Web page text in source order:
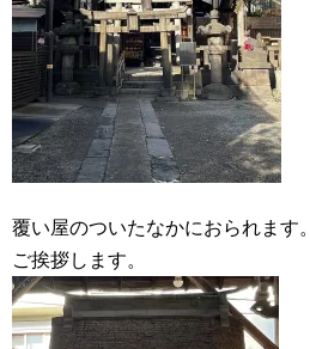
覆い屋のついたなかにおられます。
ご挨拶します。